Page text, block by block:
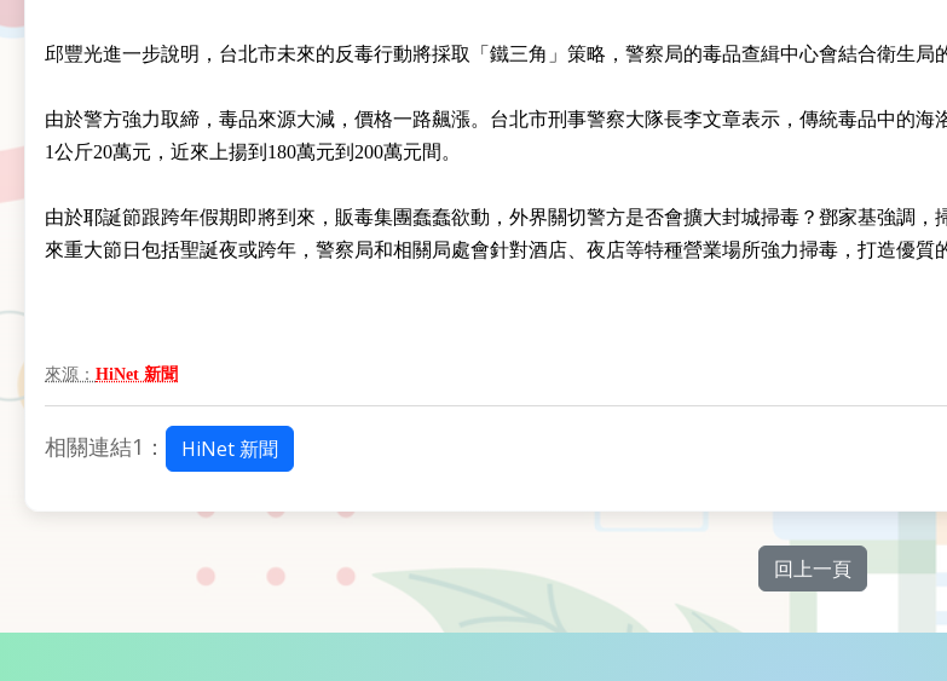
邱豐光進一步說明，台北市未來的反毒行動將採取「鐵三角」策略，警察局的毒品查緝中心會結合衛生
由於警方強力取締，毒品來源大減，價格一路飆漲。台北市刑事警察大隊長李文章表示，傳統毒品中的
1公斤20萬元，近來上揚到180萬元到200萬元間。
由於耶誕節跟跨年假期即將到來，販毒集團蠢蠢欲動，外界關切警方是否會擴大封城掃毒？鄧家基強調
來重大節日包括聖誕夜或跨年，警察局和相關局處會針對酒店、夜店等特種營業場所強力掃毒，打造優質
來源： HiNet 新聞
相關連結1： HiNet 新聞
回上一頁